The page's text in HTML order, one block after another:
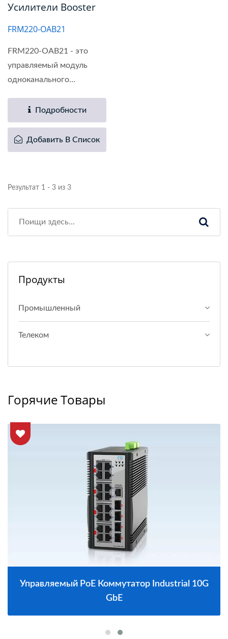
Усилители Booster
FRM220-OAB21
FRM220-OAB21 - это
управляемый модуль
одноканального
Подробности
Добавить В Список
Результат 1 - 3 из 3
Продукты
Промышленный
Телеком
Горячие Товары
Управляемый PoE Коммутатор Industrial 10G
GbE